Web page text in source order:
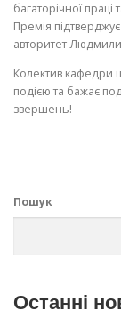
багаторічної праці
Премія
авторитет
Колектив кафедри
подією та бажає
звершень!
Пошук
Останні